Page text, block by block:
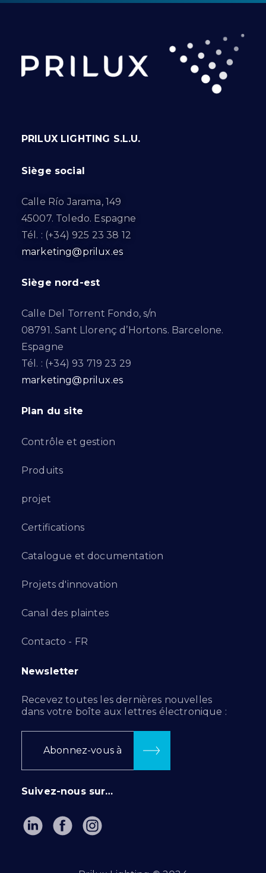
PRILUX LIGHTING S.L.U.
Siège social
Calle Río Jarama, 149
45007. Toledo. Espagne
Tél. : (+34) 925 23 38 12
marketing@prilux.es
Siège nord-est
Calle Del Torrent Fondo, s/n
08791. Sant Llorenç d’Hortons. Barcelone.
Espagne
Tél. : (+34) 93 719 23 29
marketing@prilux.es
Plan du site
Contrôle et gestion
Produits
projet
Certifications
Catalogue et documentation
Projets d'innovation
Canal des plaintes
Contacto - FR
Newsletter
Recevez toutes les dernières nouvelles
dans votre boîte aux lettres électronique :
Abonnez-vous à
Suivez-nous sur…